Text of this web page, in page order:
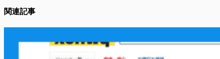
関連記事